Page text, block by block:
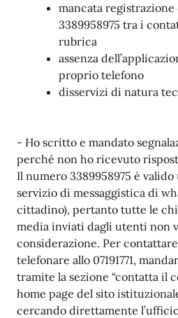
mancata
3389958975 tra i
rubrica
assenza
proprio telefono
disservizi di natura
- Ho scritto e mandato
perché non ho ricevuto
Il numero 3389958975 è
servizio di messaggistica di
cittadino), pertanto tutte le
media inviati dagli utenti non
considerazione. Per
telefonare allo 07191771,
tramite la sezione “contatta il
home page del sito
cercando direttamente